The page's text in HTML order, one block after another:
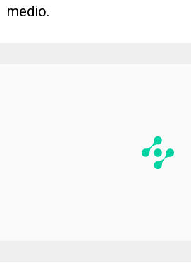
medio.